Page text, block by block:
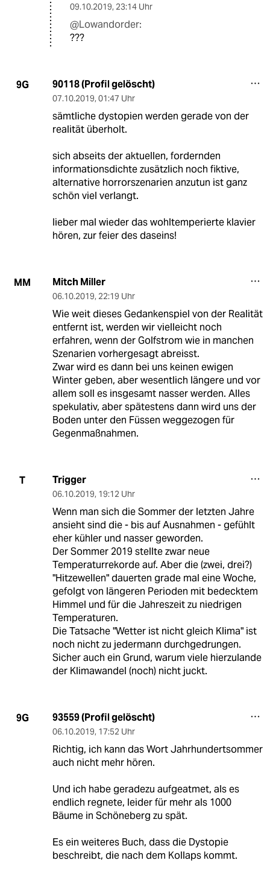
09.10.2019, 23:14 Uhr
@Lowandorder:
???
9G 90118 (Profil gelöscht)
07.10.2019, 01:47 Uhr
sämtliche dystopien werden gerade von der
realität überholt.
sich abseits der aktuellen, fordernden
informationsdichte zusätzlich noch fiktive,
alternative horrorszenarien anzutun ist ganz
schön viel verlangt.
lieber mal wieder das wohltemperierte klavier
hören, zur feier des daseins!
MM Mitch Miller
06.10.2019, 22:19 Uhr
Wie weit dieses Gedankenspiel von der Realität
entfernt ist, werden wir vielleicht noch
erfahren, wenn der Golfstrom wie in manchen
Szenarien vorhergesagt abreisst.
Zwar wird es dann bei uns keinen ewigen
Winter geben, aber wesentlich längere und vor
allem soll es insgesamt nasser werden. Alles
spekulativ, aber spätestens dann wird uns der
Boden unter den Füssen weggezogen für
Gegenmaßnahmen.
T Trigger
06.10.2019, 19:12 Uhr
Wenn man sich die Sommer der letzten Jahre
ansieht sind die - bis auf Ausnahmen - gefühlt
eher kühler und nasser geworden.
Der Sommer 2019 stellte zwar neue
Temperaturrekorde auf. Aber die (zwei, drei?)
"Hitzewellen" dauerten grade mal eine Woche,
gefolgt von längeren Perioden mit bedecktem
Himmel und für die Jahreszeit zu niedrigen
Temperaturen.
Die Tatsache "Wetter ist nicht gleich Klima" ist
noch nicht zu jedermann durchgedrungen.
Sicher auch ein Grund, warum viele hierzulande
der Klimawandel (noch) nicht juckt.
9G 93559 (Profil gelöscht)
06.10.2019, 17:52 Uhr
Richtig, ich kann das Wort Jahrhundertsommer
auch nicht mehr hören.
Und ich habe geradezu aufgeatmet, als es
endlich regnete, leider für mehr als 1000
Bäume in Schöneberg zu spät.
Es ein weiteres Buch, dass die Dystopie
beschreibt, die nach dem Kollaps kommt.